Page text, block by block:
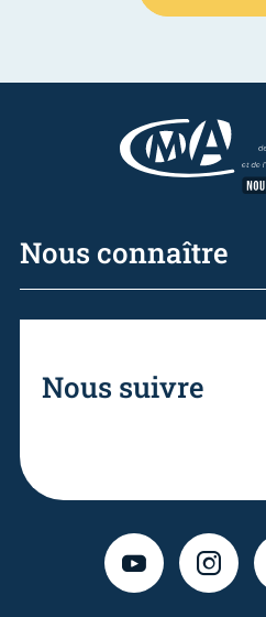
Nous connaître
Nous suivre
YOUTUBE